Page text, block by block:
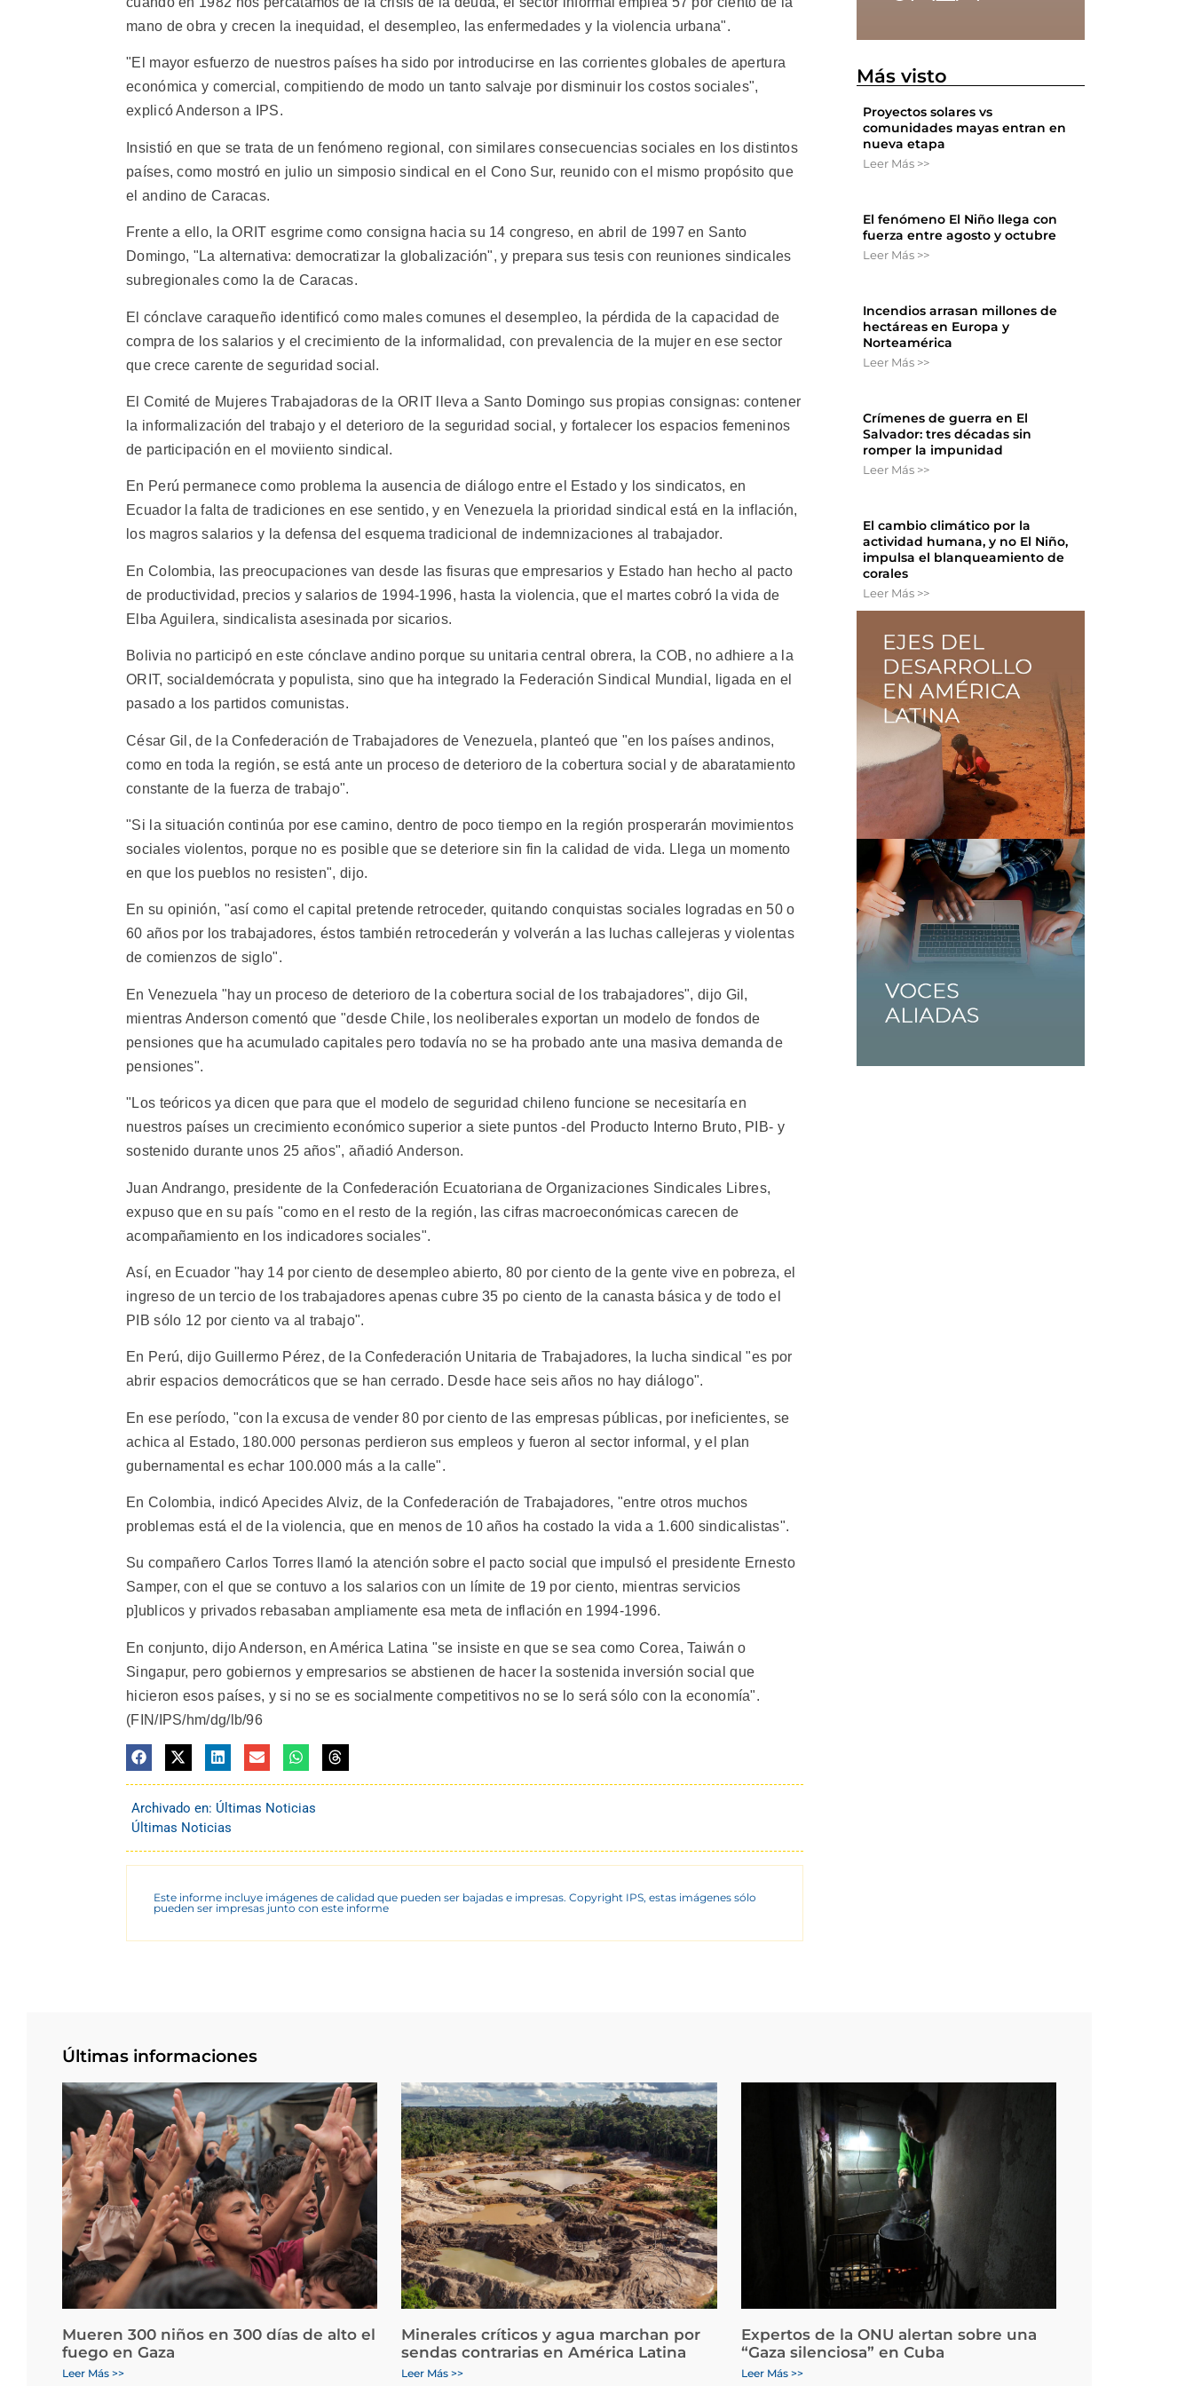
mano de obra y crecen la inequidad, el desempleo, las enfermedades y la violencia urbana".
"El mayor esfuerzo de nuestros países ha sido por introducirse en las corrientes globales de apertura
económica y comercial, compitiendo de modo un tanto salvaje por disminuir los costos sociales",
explicó Anderson a IPS.
Insistió en que se trata de un fenómeno regional, con similares consecuencias sociales en los distintos
países, como mostró en julio un simposio sindical en el Cono Sur, reunido con el mismo propósito que
el andino de Caracas.
Frente a ello, la ORIT esgrime como consigna hacia su 14 congreso, en abril de 1997 en Santo
Domingo, "La alternativa: democratizar la globalización", y prepara sus tesis con reuniones sindicales
subregionales como la de Caracas.
El cónclave caraqueño identificó como males comunes el desempleo, la pérdida de la capacidad de
compra de los salarios y el crecimiento de la informalidad, con prevalencia de la mujer en ese sector
que crece carente de seguridad social.
El Comité de Mujeres Trabajadoras de la ORIT lleva a Santo Domingo sus propias consignas: contener
la informalización del trabajo y el deterioro de la seguridad social, y fortalecer los espacios femeninos
de participación en el moviiento sindical.
En Perú permanece como problema la ausencia de diálogo entre el Estado y los sindicatos, en
Ecuador la falta de tradiciones en ese sentido, y en Venezuela la prioridad sindical está en la inflación,
los magros salarios y la defensa del esquema tradicional de indemnizaciones al trabajador.
En Colombia, las preocupaciones van desde las fisuras que empresarios y Estado han hecho al pacto
de productividad, precios y salarios de 1994-1996, hasta la violencia, que el martes cobró la vida de
Elba Aguilera, sindicalista asesinada por sicarios.
Bolivia no participó en este cónclave andino porque su unitaria central obrera, la COB, no adhiere a la
ORIT, socialdemócrata y populista, sino que ha integrado la Federación Sindical Mundial, ligada en el
pasado a los partidos comunistas.
César Gil, de la Confederación de Trabajadores de Venezuela, planteó que "en los países andinos,
como en toda la región, se está ante un proceso de deterioro de la cobertura social y de abaratamiento
constante de la fuerza de trabajo".
"Si la situación continúa por ese camino, dentro de poco tiempo en la región prosperarán movimientos
sociales violentos, porque no es posible que se deteriore sin fin la calidad de vida. Llega un momento
en que los pueblos no resisten", dijo.
En su opinión, "así como el capital pretende retroceder, quitando conquistas sociales logradas en 50 o
60 años por los trabajadores, éstos también retrocederán y volverán a las luchas callejeras y violentas
de comienzos de siglo".
En Venezuela "hay un proceso de deterioro de la cobertura social de los trabajadores", dijo Gil,
mientras Anderson comentó que "desde Chile, los neoliberales exportan un modelo de fondos de
pensiones que ha acumulado capitales pero todavía no se ha probado ante una masiva demanda de
pensiones".
"Los teóricos ya dicen que para que el modelo de seguridad chileno funcione se necesitaría en
nuestros países un crecimiento económico superior a siete puntos -del Producto Interno Bruto, PIB- y
sostenido durante unos 25 años", añadió Anderson.
Juan Andrango, presidente de la Confederación Ecuatoriana de Organizaciones Sindicales Libres,
expuso que en su país "como en el resto de la región, las cifras macroeconómicas carecen de
acompañamiento en los indicadores sociales".
Así, en Ecuador "hay 14 por ciento de desempleo abierto, 80 por ciento de la gente vive en pobreza, el
ingreso de un tercio de los trabajadores apenas cubre 35 po ciento de la canasta básica y de todo el
PIB sólo 12 por ciento va al trabajo".
En Perú, dijo Guillermo Pérez, de la Confederación Unitaria de Trabajadores, la lucha sindical "es por
abrir espacios democráticos que se han cerrado. Desde hace seis años no hay diálogo".
En ese período, "con la excusa de vender 80 por ciento de las empresas públicas, por ineficientes, se
achica al Estado, 180.000 personas perdieron sus empleos y fueron al sector informal, y el plan
gubernamental es echar 100.000 más a la calle".
En Colombia, indicó Apecides Alviz, de la Confederación de Trabajadores, "entre otros muchos
problemas está el de la violencia, que en menos de 10 años ha costado la vida a 1.600 sindicalistas".
Su compañero Carlos Torres llamó la atención sobre el pacto social que impulsó el presidente Ernesto
Samper, con el que se contuvo a los salarios con un límite de 19 por ciento, mientras servicios
p]ublicos y privados rebasaban ampliamente esa meta de inflación en 1994-1996.
En conjunto, dijo Anderson, en América Latina "se insiste en que se sea como Corea, Taiwán o
Singapur, pero gobiernos y empresarios se abstienen de hacer la sostenida inversión social que
hicieron esos países, y si no se es socialmente competitivos no se lo será sólo con la economía".
(FIN/IPS/hm/dg/lb/96
Archivado en: Últimas Noticias
Últimas Noticias
Este informe incluye imágenes de calidad que pueden ser bajadas e impresas. Copyright IPS, estas imágenes sólo
pueden ser impresas junto con este informe
Más visto
Proyectos solares vs
comunidades mayas entran en
nueva etapa
Leer Más >>
El fenómeno El Niño llega con
fuerza entre agosto y octubre
Leer Más >>
Incendios arrasan millones de
hectáreas en Europa y
Norteamérica
Leer Más >>
Crímenes de guerra en El
Salvador: tres décadas sin
romper la impunidad
Leer Más >>
El cambio climático por la
actividad humana, y no El Niño,
impulsa el blanqueamiento de
corales
Leer Más >>
Últimas informaciones
Mueren 300 niños en 300 días de alto el
fuego en Gaza
Leer Más >>
Minerales críticos y agua marchan por
sendas contrarias en América Latina
Leer Más >>
Expertos de la ONU alertan sobre una
“Gaza silenciosa” en Cuba
Leer Más >>